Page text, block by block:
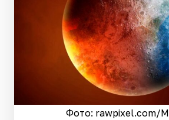
Фото: rawpixel.сom/